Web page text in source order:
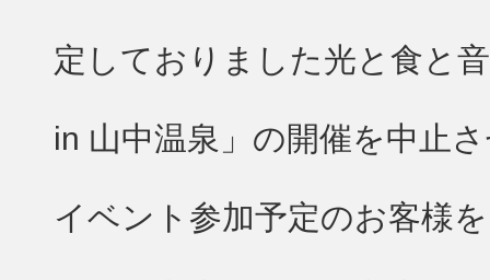
定しておりました光と食と
in 山中温泉」の開催を中止
イベント参加予定のお客様